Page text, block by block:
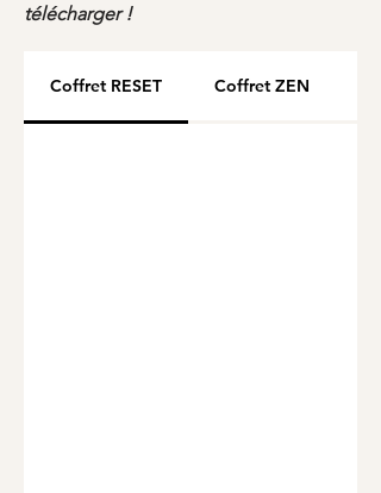
télécharger !
Coffret RESET Coffret ZEN